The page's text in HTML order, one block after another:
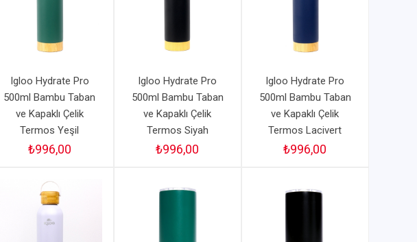
Igloo Hydrate Pro
500ml Bambu Taban
ve Kapaklı Çelik
Termos Yeşil
₺996,00
Igloo Hydrate Pro
500ml Bambu Taban
ve Kapaklı Çelik
Termos Siyah
₺996,00
Igloo Hydrate Pro
500ml Bambu Taban
ve Kapaklı Çelik
Termos Lacivert
₺996,00